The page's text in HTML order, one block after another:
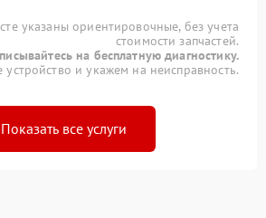
указаны ориентировочные, без учета
стоимости запчастей.
на бесплатную диагностику.
и укажем на неисправность.
Показать все услуги